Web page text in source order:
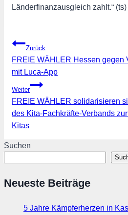
Länderfinanzausgleich zahlt.“ (ts)
Beitragsnavigation
Zurück
FREIE WÄHLER Hessen gegen
mit Luca-App
Weiter
FREIE WÄHLER solidarisieren
des Kita-Fachkräfte-Verbands
Kitas
Suchen
Neueste Beiträge
5 Jahre Kämpferherzen in